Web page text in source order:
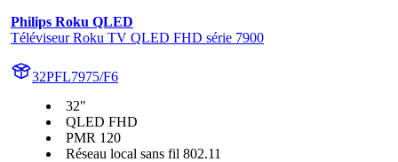
Philips Roku QLED
Téléviseur Roku TV QLED FHD série 7900
32PFL7975/F6
32"
QLED FHD
PMR 120
Réseau local sans fil 802.11